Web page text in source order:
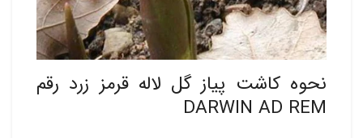
نحوه کاشت پیاز گل لاله قرمز زرد رقم
DARWIN AD REM